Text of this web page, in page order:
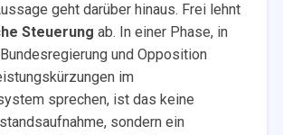
geht darüber hinaus. Frei lehnt
Steuerung ab. In einer Phase, in
und Opposition
im
sprechen, ist das keine
sondern ein